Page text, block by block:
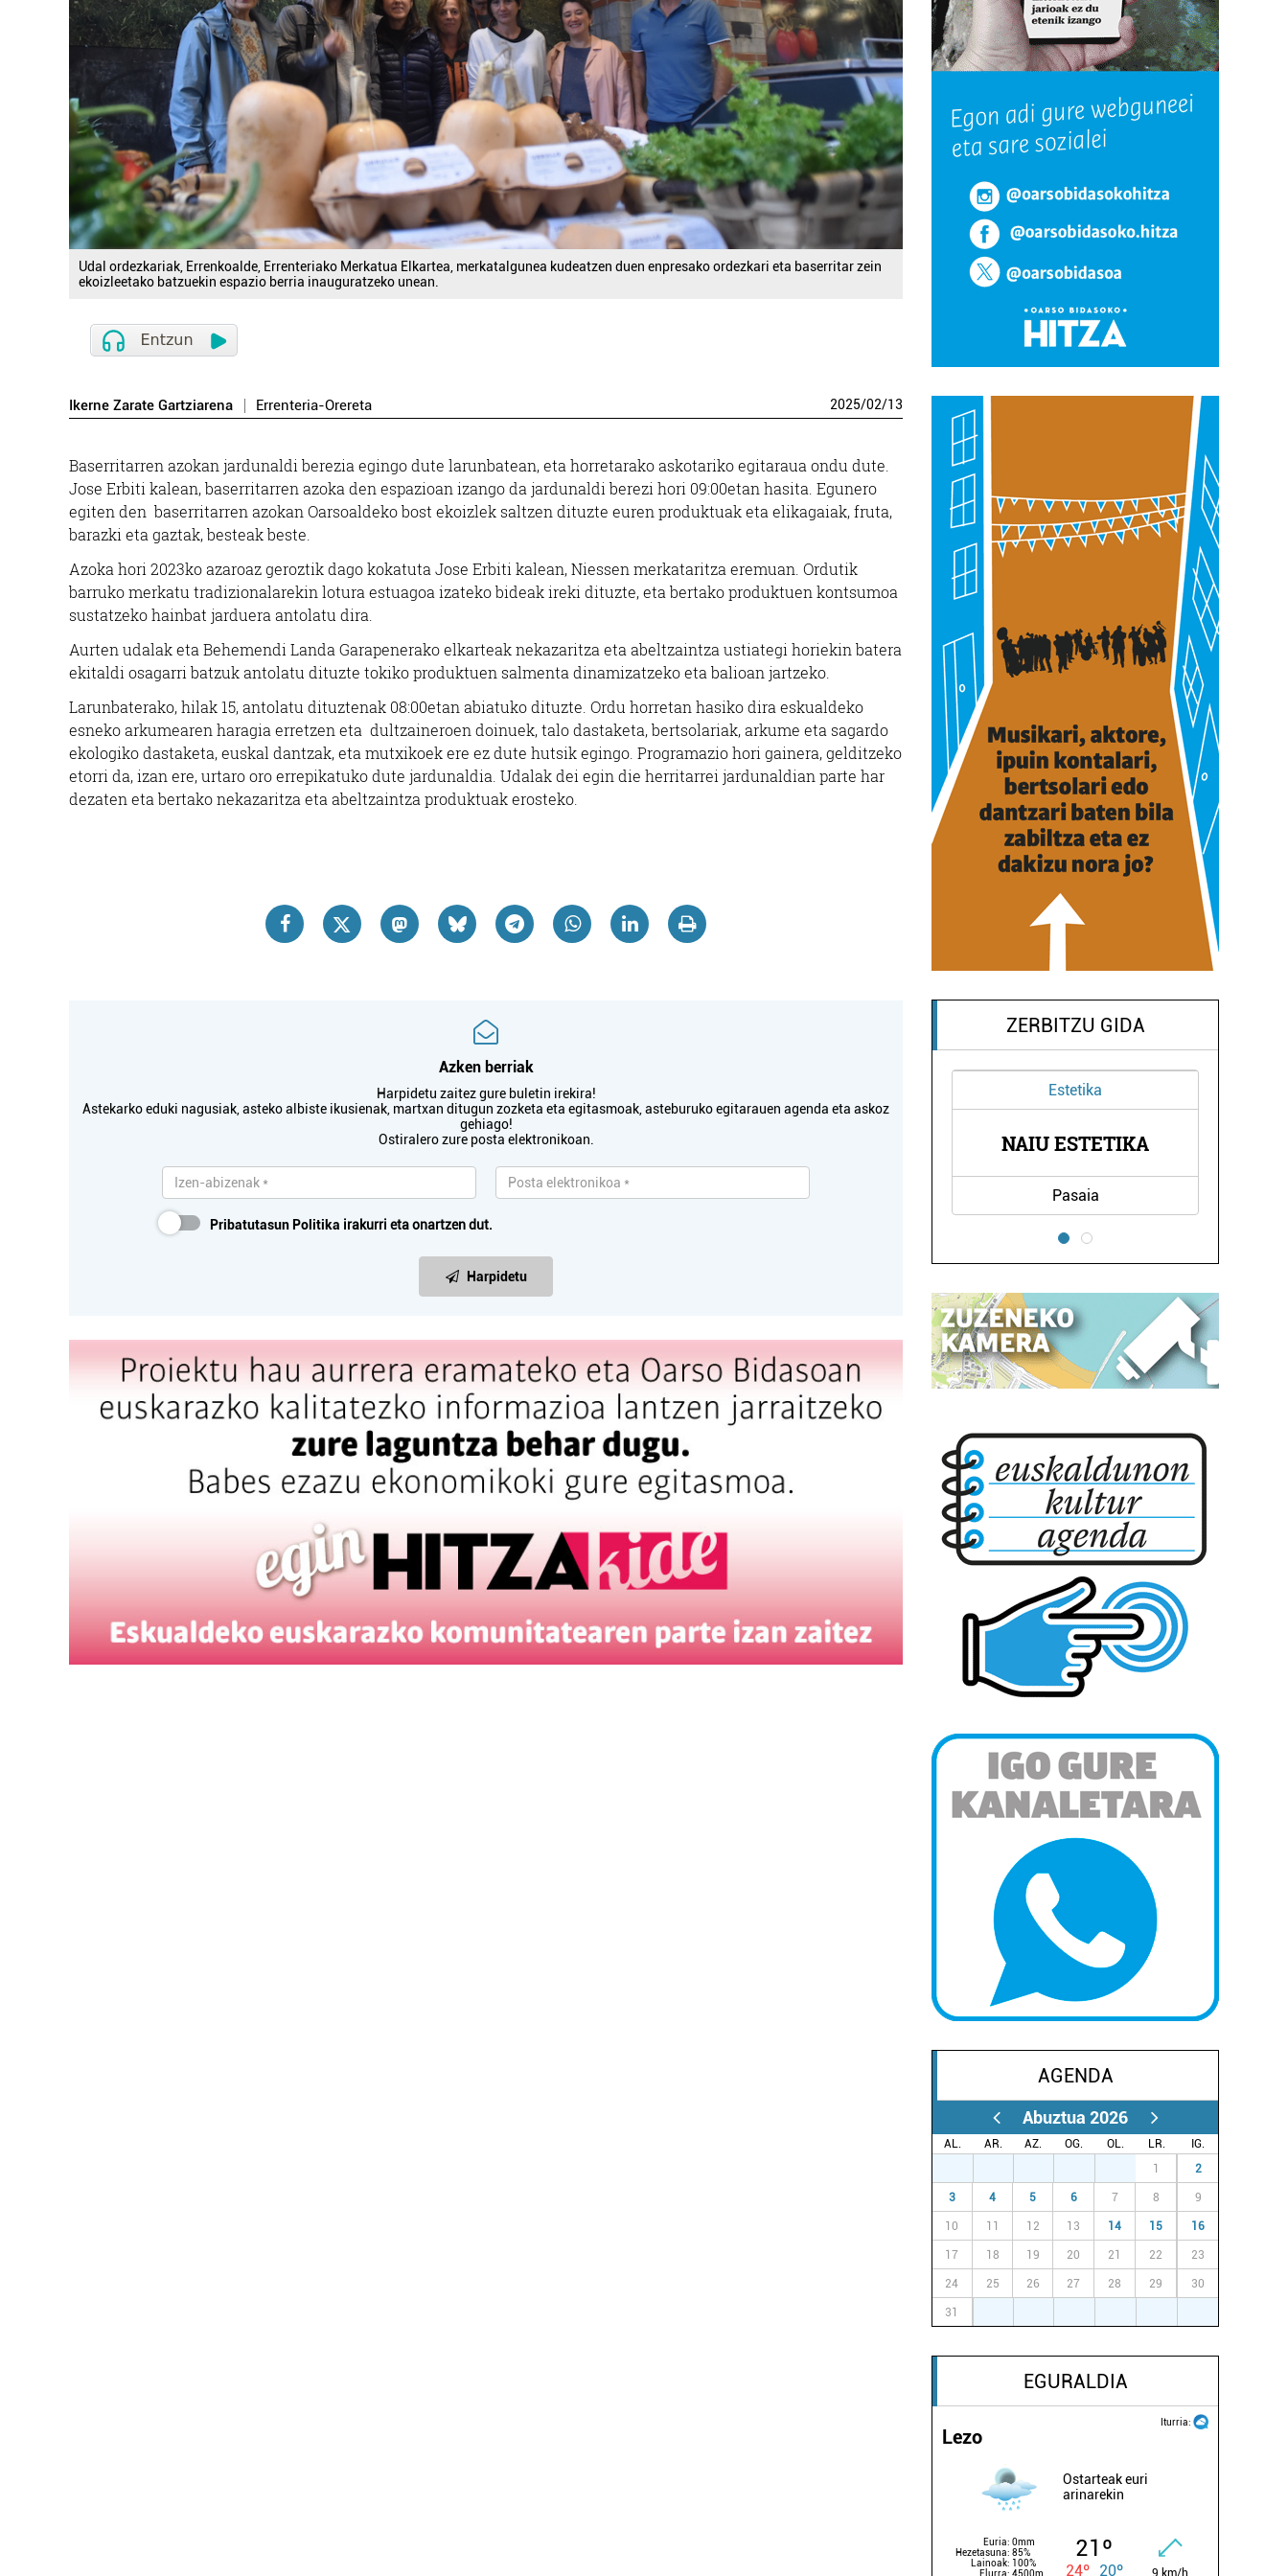
Udal ordezkariak, Errenkoalde, Errenteriako Merkatua Elkartea, merkatalgunea kudeatzen duen enpresako ordezkari eta baserritar zein
ekoizleetako batzuekin espazio berria inauguratzeko unean.
Ikerne Zarate Gartziarena Errenteria-Orereta 2025/02/13
Baserritarren azokan jardunaldi berezia egingo dute larunbatean, eta horretarako askotariko egitaraua ondu dute.
Jose Erbiti kalean, baserritarren azoka den espazioan izango da jardunaldi berezi hori 09:00etan hasita. Egunero
egiten den baserritarren azokan Oarsoaldeko bost ekoizlek saltzen dituzte euren produktuak eta elikagaiak, fruta,
barazki eta gaztak, besteak beste.
Azoka hori 2023ko azaroaz geroztik dago kokatuta Jose Erbiti kalean, Niessen merkataritza eremuan. Ordutik
barruko merkatu tradizionalarekin lotura estuagoa izateko bideak ireki dituzte, eta bertako produktuen kontsumoa
sustatzeko hainbat jarduera antolatu dira.
Aurten udalak eta Behemendi Landa Garapenerako elkarteak nekazaritza eta abeltzaintza ustiategi horiekin batera
ekitaldi osagarri batzuk antolatu dituzte tokiko produktuen salmenta dinamizatzeko eta balioan jartzeko.
Larunbaterako, hilak 15, antolatu dituztenak 08:00etan abiatuko dituzte. Ordu horretan hasiko dira eskualdeko
esneko arkumearen haragia erretzen eta dultzaineroen doinuek, talo dastaketa, bertsolariak, arkume eta sagardo
ekologiko dastaketa, euskal dantzak, eta mutxikoek ere ez dute hutsik egingo. Programazio hori gainera, gelditzeko
etorri da, izan ere, urtaro oro errepikatuko dute jardunaldia. Udalak dei egin die herritarrei jardunaldian parte har
dezaten eta bertako nekazaritza eta abeltzaintza produktuak erosteko.
Azken berriak
Harpidetu zaitez gure buletin irekira!
Astekarko eduki nagusiak, asteko albiste ikusienak, martxan ditugun zozketa eta egitasmoak, asteburuko egitarauen agenda eta askoz
gehiago!
Ostiralero zure posta elektronikoan.
Pribatutasun Politika irakurri eta onartzen dut.
Harpidetu
ZERBITZU GIDA
Estetika
NAIU ESTETIKA
Pasaia Errenteria-Orereta
NAIU ESTETIKA
AGENDA
Abuztua 2026
AL. AR. AZ. OG. OL. LR.
IG.
1 2
3 4 5 6 7 8 9
10 11 12 13 14 15 16
17 18 19 20 21 22 23
24 25 26 27 28 29 30
31
EGURALDIA
Iturria:
Lezo
Ostarteak euri
arinarekin
Euria: 0mm
Hezetasuna: 85%
Lainoak: 100%
Elurra: 4500m
21º
24º 20º 9 km/h